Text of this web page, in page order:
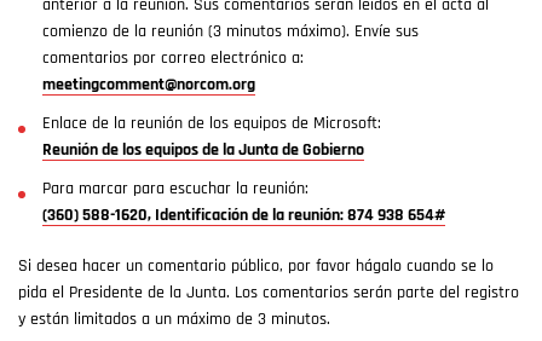
anterior a la reunión. Sus comentarios serán leídos en el acta al
comienzo de la reunión (3 minutos máximo). Envíe sus
comentarios por correo electrónico a:
meetingcomment@norcom.org
Enlace de la reunión de los equipos de Microsoft:
Reunión de los equipos de la Junta de Gobierno
Para marcar para escuchar la reunión:
(360) 588-1620, Identificación de la reunión: 874 938 654#
Si desea hacer un comentario público, por favor hágalo cuando se lo
pida el Presidente de la Junta. Los comentarios serán parte del registro
y están limitados a un máximo de 3 minutos.